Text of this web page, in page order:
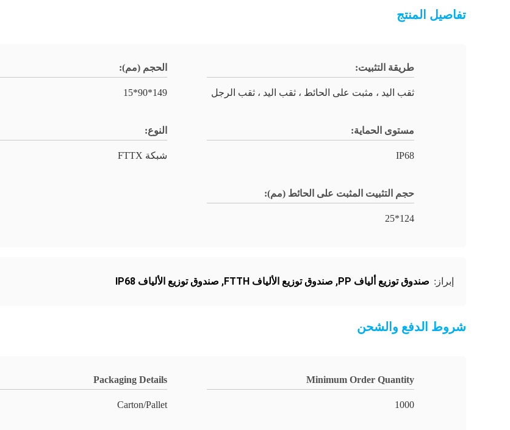
تفاصيل المنتج
طريقة التثبيت:
ثقب اليد ، مثبت على الحائط ، ثقب اليد ، ثقب الرجل
الحجم (مم):
149*90*15
مستوى الحماية:
IP68
النوع:
شبكة FTTX
حجم التثبيت المثبت على الحائط (مم):
124*25
إبراز: صندوق توزيع ألياف PP , صندوق توزيع الألياف FTTH , صندوق توزيع الألياف IP68
شروط الدفع والشحن
Minimum Order Quantity
1000
Packaging Details
Carton/Pallet